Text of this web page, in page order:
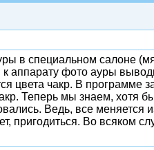
в специальном салоне
аппарату фото ауры
цвета чакр. В
Теперь мы знаем, хотя
Ведь, все меняется
пригодиться. Во всяком